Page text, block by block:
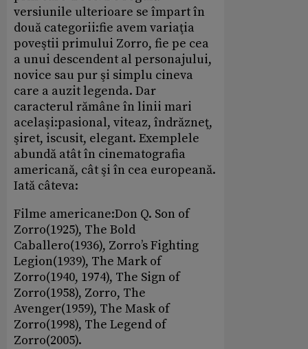
versiunile ulterioare se împart în
două categorii:fie avem variaţia
poveştii primului Zorro, fie pe cea
a unui descendent al personajului,
novice sau pur şi simplu cineva
care a auzit legenda. Dar
caracterul rămâne în linii mari
acelaşi:pasional, viteaz, îndrăzneţ,
şiret, iscusit, elegant. Exemplele
abundă atât în cinematografia
americană, cât şi în cea europeană.
Iată câteva:
Filme americane:Don Q. Son of
Zorro(1925), The Bold
Caballero(1936), Zorro’s Fighting
Legion(1939), The Mark of
Zorro(1940, 1974), The Sign of
Zorro(1958), Zorro, The
Avenger(1959), The Mask of
Zorro(1998), The Legend of
Zorro(2005).